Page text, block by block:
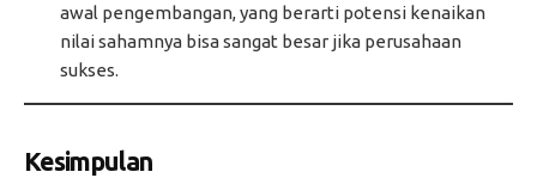
awal pengembangan, yang berarti potensi kenaikan
nilai sahamnya bisa sangat besar jika perusahaan
sukses.
Kesimpulan